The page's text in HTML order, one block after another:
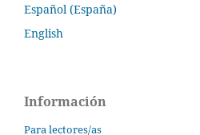
Español (España)
English
Información
Para lectores/as